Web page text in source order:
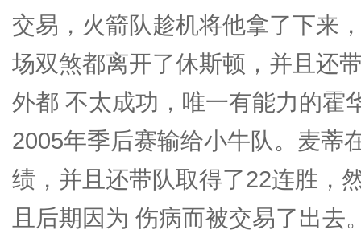
交易，火箭队趁机将他拿了下来
场双煞都离开了休斯顿，并且还
外都 不太成功，唯一有能力的霍
2005年季后赛输给小牛队。麦蒂
绩，并且还带队取得了22连胜，
且后期因为 伤病而被交易了出去